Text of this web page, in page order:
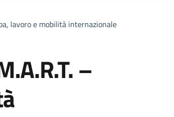
lavoro e mobilità internazionale
–